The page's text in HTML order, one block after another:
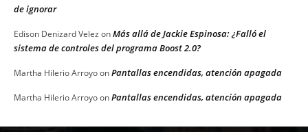
de ignorar
Edison Denizard Velez onMás allá de Jackie Espinosa: ¿Falló el
sistema de controles del programa Boost 2.0?
Martha Hilerio ArroyoonPantallas encendidas, atención apagada
Martha Hilerio ArroyoonPantallas encendidas, atención apagada